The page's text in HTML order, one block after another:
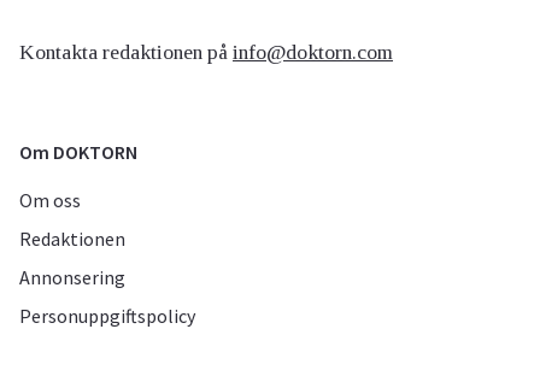
Kontakta redaktionen på info@doktorn.com
Om DOKTORN
Om oss
Redaktionen
Annonsering
Personuppgiftspolicy